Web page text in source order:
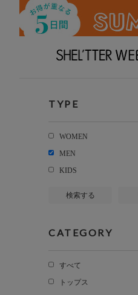
TYPE
WOMEN
MEN
KIDS
検索する
CATEGORY
すべて
トップス